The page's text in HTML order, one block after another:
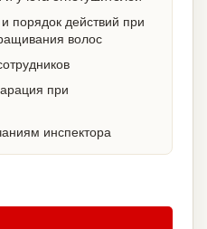
порядок действий при
волос
при
инспектора